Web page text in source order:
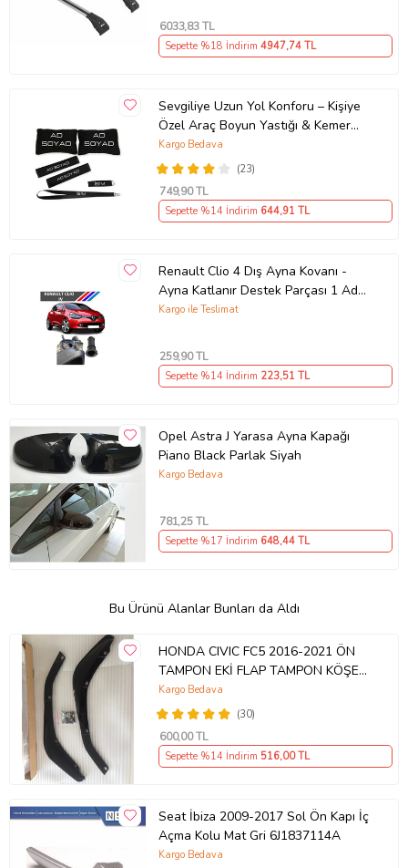
6033,83 TL
Sepette %18 İndirim 4947,74 TL
Sevgiliye Uzun Yol Konforu – Kişiye
Özel Araç Boyun Yastığı & Kemer
Pedi Hediye Seti
(23)
Kargo Bedava
749,90 TL
Sepette %14 İndirim 644,91 TL
Renault Clio 4 Dış Ayna Kovanı -
Ayna Katlanır Destek Parçası 1 Adet
490307706 M3625
Kargo ile Teslimat
259,90 TL
Sepette %14 İndirim 223,51 TL
Opel Astra J Yarasa Ayna Kapağı
Piano Black Parlak Siyah
Kargo Bedava
781,25 TL
Sepette %17 İndirim 648,44 TL
Bu Ürünü Alanlar Bunları da Aldı
HONDA CIVIC FC5 2016-2021 ÖN
TAMPON EKİ FLAP TAMPON KÖŞESİ
TAKIM SAĞ SOL KAMPANYA ŞOKK
FİYAT OEM
(30)
Kargo Bedava
600,00 TL
Sepette %14 İndirim 516,00 TL
Seat İbiza 2009-2017 Sol Ön Kapı İç
Açma Kolu Mat Gri 6J1837114A
Kargo Bedava